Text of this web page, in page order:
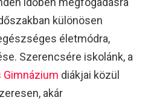
különösen
életmódra,
Szerencsére iskolánk, a
Gimnázium diákjai közül
akár